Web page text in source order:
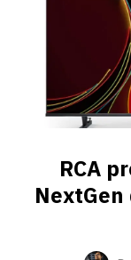
RCA
NextGen